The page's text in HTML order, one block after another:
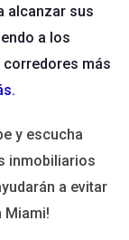
te permite
Recuerda
objetivo.
el mercado
alcanzar sus
a los
corredores más
.
y escucha
inmobiliarios
a evitar
Miami!